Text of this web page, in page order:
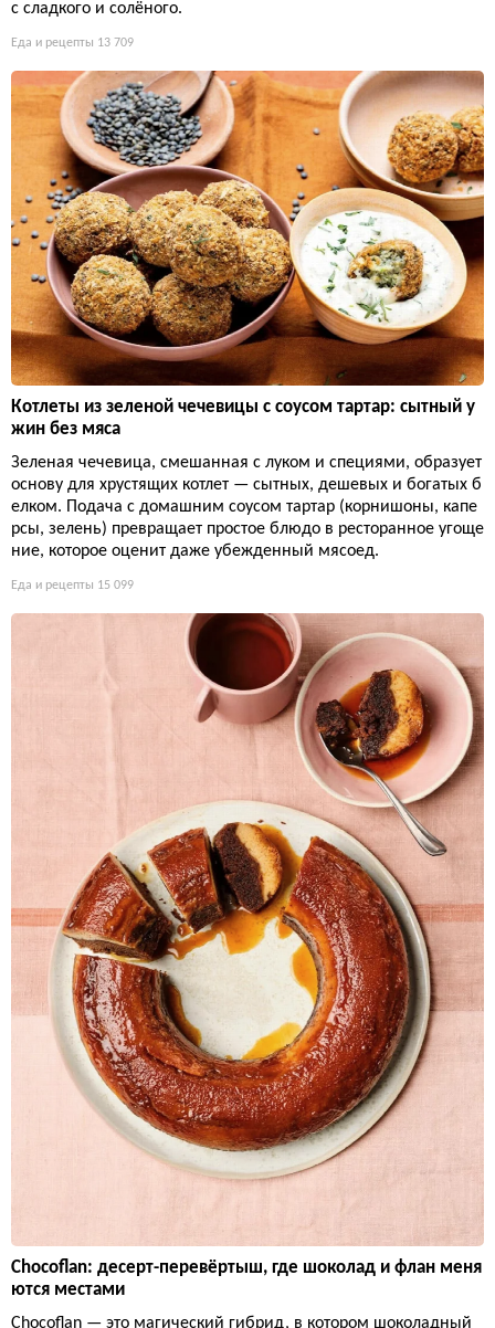
с сладкого и солёного.
Еда и рецепты 13 709
Котлеты из зеленой чечевицы с соусом тартар: сытный у
жин без мяса
Зеленая чечевица, смешанная с луком и специями, образует
основу для хрустящих котлет — сытных, дешевых и богатых б
елком. Подача с домашним соусом тартар (корнишоны, капе
рсы, зелень) превращает простое блюдо в ресторанное угоще
ние, которое оценит даже убежденный мясоед.
Еда и рецепты 15 099
Chocoflan: десерт-перевёртыш, где шоколад и флан меня
ются местами
Chocoflan — это магический гибрид, в котором шоколадный